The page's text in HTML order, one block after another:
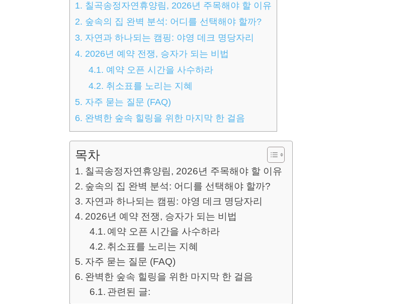
1. 칠곡송정자연휴양림, 2026년 주목해야 할 이유
2. 숲속의 집 완벽 분석: 어디를 선택해야 할까?
3. 자연과 하나되는 캠핑: 야영 데크 명당자리
4. 2026년 예약 전쟁, 승자가 되는 비법
4.1. 예약 오픈 시간을 사수하라
4.2. 취소표를 노리는 지혜
5. 자주 묻는 질문 (FAQ)
6. 완벽한 숲속 힐링을 위한 마지막 한 걸음
목차
칠곡송정자연휴양림, 2026년 주목해야 할 이유
숲속의 집 완벽 분석: 어디를 선택해야 할까?
자연과 하나되는 캠핑: 야영 데크 명당자리
2026년 예약 전쟁, 승자가 되는 비법
예약 오픈 시간을 사수하라
취소표를 노리는 지혜
자주 묻는 질문 (FAQ)
완벽한 숲속 힐링을 위한 마지막 한 걸음
관련된 글: